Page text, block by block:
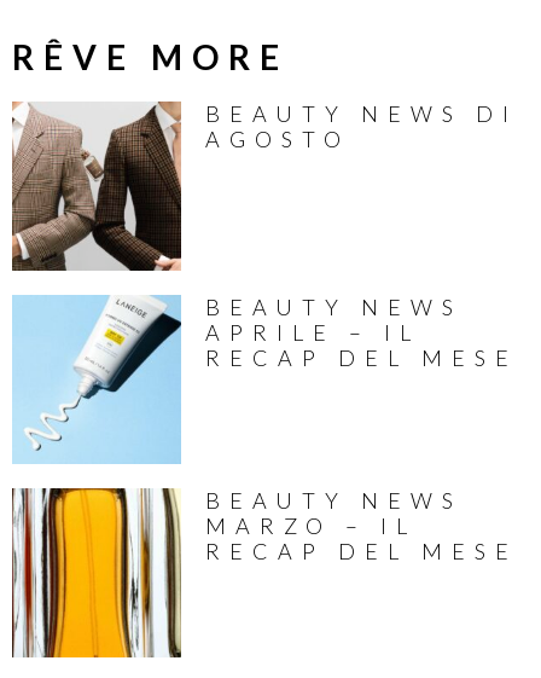
RÊVE MORE
BEAUTY NEWS DI
AGOSTO
BEAUTY NEWS
APRILE – IL
RECAP DEL MESE
BEAUTY NEWS
MARZO – IL
RECAP DEL MESE